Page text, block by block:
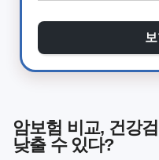
암보험 비교, 건강
낮출 수 있다?